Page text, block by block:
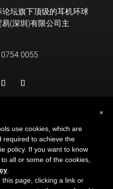
坛旗下顶级的耳机环球
(深圳)有限公司主
0055
. ALL RIGHTS RESERVED.
×
use cookies, which are
required to achieve the
policy. If you want to know
all or some of the cookies,
page, clicking a link or